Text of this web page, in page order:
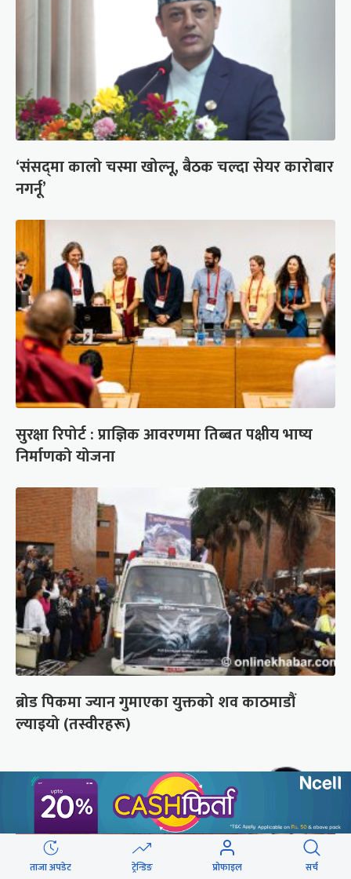
‘संसद्‍मा कालो चस्मा खोल्नू, बैठक चल्दा सेयर कारोबार
नगर्नू’
सुरक्षा रिपोर्ट : प्राज्ञिक आवरणमा तिब्बत पक्षीय भाष्य
निर्माणको योजना
ब्रोड पिकमा ज्यान गुमाएका युक्तको शव काठमाडौं
ल्याइयो (तस्वीरहरू)
ताजा अपडेट ट्रेन्डिङ प्रोफाइल सर्च